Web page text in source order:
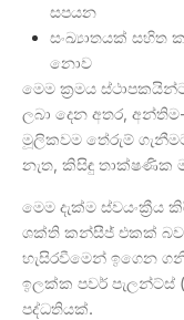
සපයන
සංඛ්‍යාතයක් සහිත
නොව
මෙම ක්‍රමය
ලබා දෙන අතර,
මූලිකවම තේරුම්
නැත, කිසිඳු තාක්ෂණික
මෙම දැක්ම ස්වයංක්‍රීය
ශක්ති කන්සීජ් එකක්
හැසිරවීමෙන් ඉගෙන
ඉලක්ක පවර් පැලන්ට්ස්
පද්ධතියක්.